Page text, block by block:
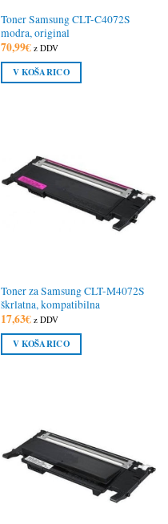
Toner Samsung CLT-C4072S
modra, original
70,99€ z DDV
V KOŠARICO
Toner za Samsung CLT-M4072S
škrlatna, kompatibilna
17,63€ z DDV
V KOŠARICO